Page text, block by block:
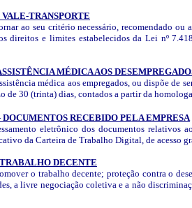
TRANSPORTE
ao seu critério necessário, recomendado
direitos e limites estabelecidos da Lei nº
MÉDICA AOS
médica aos empregados, ou dispõe
de 30 (trinta) dias, contados a partir da
RECEBIDO PELA EMPRESA
eletrônico dos documentos relativos
da Carteira de Trabalho Digital, de acesso
DECENTE
o trabalho decente; proteção contra o
a livre negociação coletiva e a não